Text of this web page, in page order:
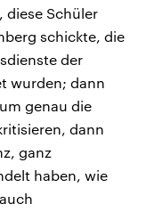
diese Schüler
schickte, die
der
wurden; dann
genau die
dann
ganz
haben, wie